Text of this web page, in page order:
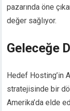
pazarında öne
değer sağlıyor.
Geleceğe
Hedef Hosting’in
stratejisinde bir
Amerika’da elde